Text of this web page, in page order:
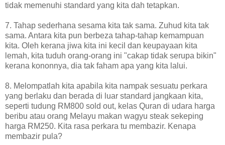
tidak memenuhi standard yang kita dah tetapkan.
7. Tahap sederhana sesama kita tak sama. Zuhud kita tak
sama. Antara kita pun berbeza tahap-tahap kemampuan
kita. Oleh kerana jiwa kita ini kecil dan keupayaan kita
lemah, kita tuduh orang-orang ini "cakap tidak serupa bikin"
kerana kononnya, dia tak faham apa yang kita lalui.
8. Melompatlah kita apabila kita nampak sesuatu perkara
yang berlaku dan berada di luar standard jangkaan kita,
seperti tudung RM800 sold out, kelas Quran di udara harga
beribu atau orang Melayu makan wagyu steak sekeping
harga RM250. Kita rasa perkara tu membazir. Kenapa
membazir pula?